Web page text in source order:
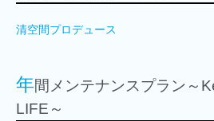
清空間プロデュース
年間メンテナンスプラン～
LIFE～